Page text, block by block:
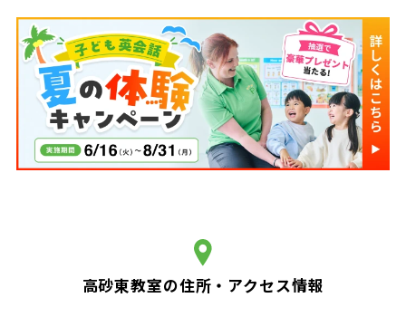
高砂東教室の住所・アクセス情報